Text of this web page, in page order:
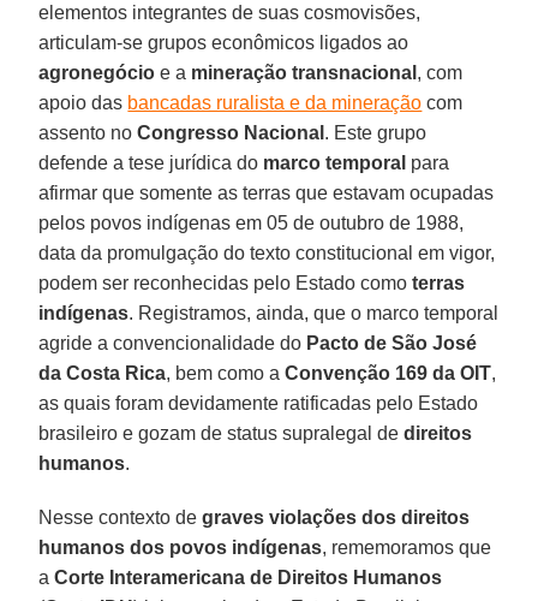
elementos integrantes de suas cosmovisões,
articulam-se grupos econômicos ligados ao
agronegócio e a mineração transnacional , com
apoio das bancadas ruralista e da mineração com
assento noCongresso Nacional . Este grupo
defende a tese jurídica do marco temporal para
afirmar que somente as terras que estavam ocupadas
pelos povos indígenas em 05 de outubro de 1988,
data da promulgação do texto constitucional em vigor,
podem ser reconhecidas pelo Estado comoterras
indígenas. Registramos, ainda, que o marco temporal
agride a convencionalidade do Pacto de São José
da Costa Rica, bem como aConvenção 169 da OIT,
as quais foram devidamente ratificadas pelo Estado
brasileiro e gozam de status supralegal de direitos
humanos.
Nesse contexto degraves violações dos direitos
humanos dos povos indígenas, rememoramos que
aCorte Interamericana de Direitos Humanos